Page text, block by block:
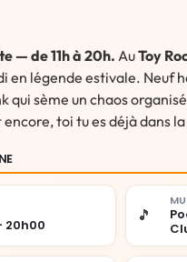
— de 11h à 20h. AuToy
en légende estivale. Neuf
sème un chaos
toi tu es déjà dans la
20h00 🎵